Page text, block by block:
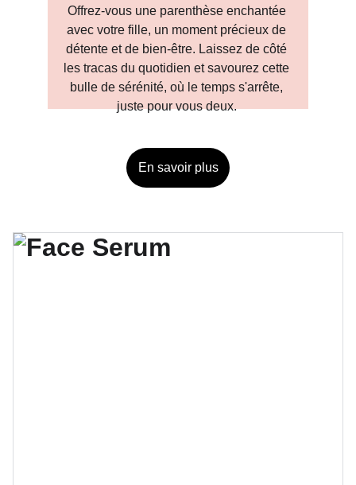
Offrez-vous une parenthèse enchantée
avec votre fille, un moment précieux de
détente et de bien-être. Laissez de côté
les tracas du quotidien et savourez cette
bulle de sérénité, où le temps s'arrête,
juste pour vous deux.
En savoir plus